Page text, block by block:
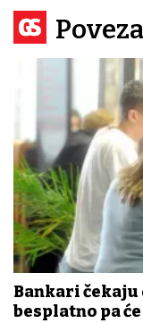
Bankari čekaju
besplatno pa